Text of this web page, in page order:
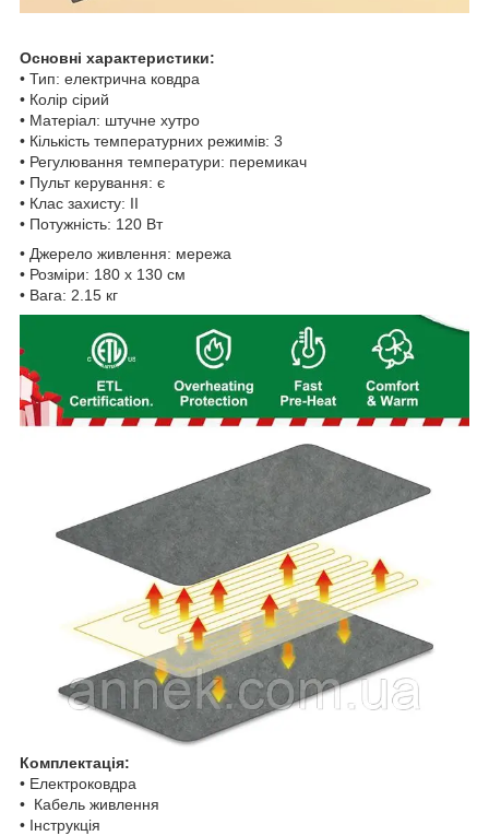
Основні характеристики:
• Тип: електрична ковдра
• Колір сірий
• Матеріал: штучне хутро
• Кількість температурних режимів: 3
• Регулювання температури: перемикач
• Пульт керування: є
• Клас захисту: II
• Потужність: 120 Вт
• Джерело живлення: мережа
• Розміри: 180 x 130 см
• Вага: 2.15 кг
Комплектація:
• Електроковдра
• Кабель живлення
• Інструкція